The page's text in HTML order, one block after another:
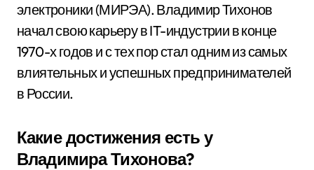
электроники (МИРЭА). Владимир Тихонов
начал свою карьеру в IT-индустрии в конце
1970-х годов и с тех пор стал одним из самых
влиятельных и успешных предпринимателей
в России.
Какие достижения есть у
Владимира Тихонова?